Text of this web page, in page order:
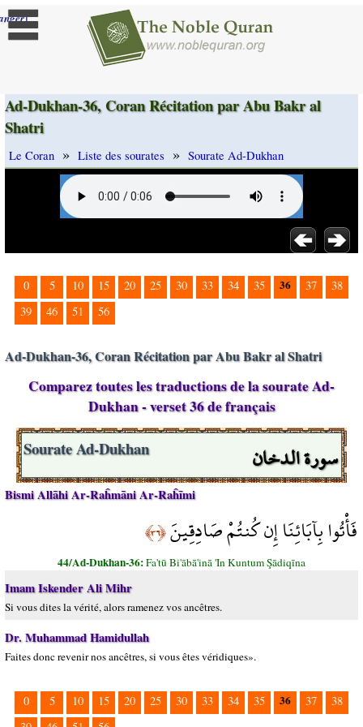
]
Ad-Dukhan-36, Coran Récitation par Abu Bakr al
Shatri
Le Coran » Liste des sourates » Sourate Ad-Dukhan
0 5 10 15 20 25 30 33 34 35 36 37
38
39
46 51 56
Ad-Dukhan-36, Coran Récitation par Abu Bakr al Shatri
Comparez toutes les traductions de la sourate Ad-
Dukhan - verset 36 de français
سورة الدخان Sourate Ad-Dukhan
Bismi Allāhi Ar-Raĥmāni Ar-Raĥīmi
فَأْتُوا بِآبَائِنَا إِن كُنتُمْ صَادِقِينَ﴿٣٦﴾
44/Ad-Dukhan-36:Fa'tū Bi'ābā'inā 'In Kuntum Şādiqīna
Imam Iskender Ali Mihr
Si vous dites la vérité, alors ramenez vos ancêtres.
Dr. Muhammad Hamidullah
Faites donc revenir nos ancêtres, si vous êtes véridiques».
0 5 10 15 20 25 30 33 34 35 36 37
38